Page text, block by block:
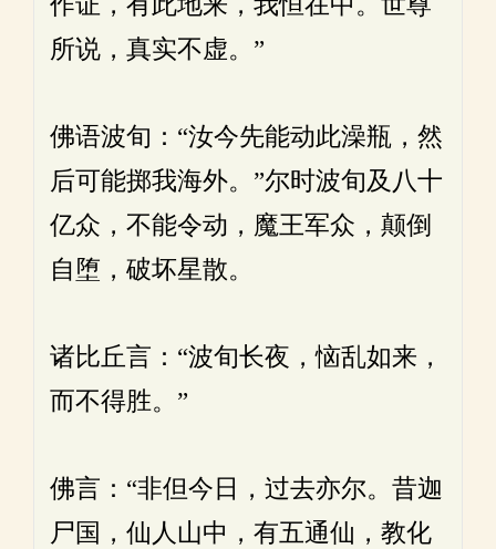
所说，真实不虚。”
佛语波旬：“汝今先能动此澡瓶，然
后可能掷我海外。”尔时波旬及八十
亿众，不能令动，魔王军众，颠倒
自堕，破坏星散。
诸比丘言：“波旬长夜，恼乱如来，
而不得胜。”
佛言：“非但今日，过去亦尔。昔迦
尸国，仙人山中，有五通仙，教化